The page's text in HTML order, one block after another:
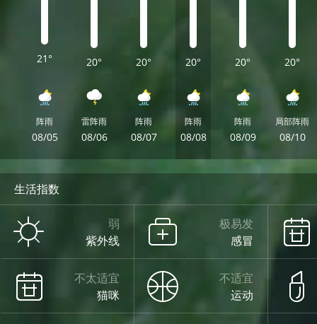
21°
阵雨
08/05
20°
雷阵雨
08/06
20°
阵雨
08/07
20°
阵雨
08/08
20°
阵雨
08/09
20°
局部阵雨
08/10
生活指数
弱
紫外线
极易发
感冒
不太适宜
猫咪
不适宜
运动